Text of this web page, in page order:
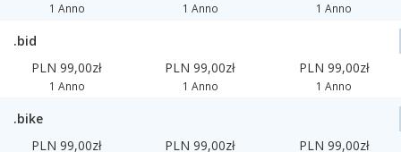
1 Anno 1 Anno 1 Anno
.bid
PLN 99,00zł
1 Anno
PLN 99,00zł
1 Anno
PLN 99,00zł
1 Anno
.bike
PLN 99,00zł
PLN 99,00zł PLN 99,00zł